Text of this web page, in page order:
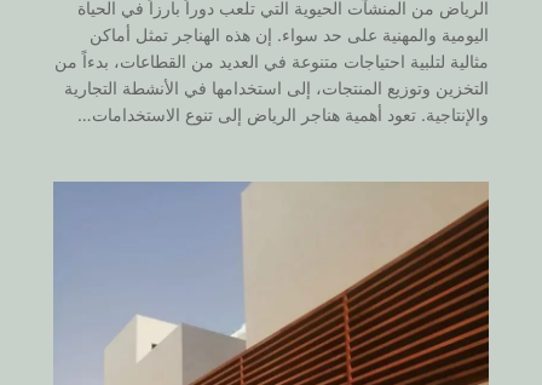
الرياض من المنشآت الحيوية التي تلعب دوراً بارزاً في الحياة
اليومية والمهنية على حد سواء. إن هذه الهناجر تمثل أماكن
مثالية لتلبية احتياجات متنوعة في العديد من القطاعات، بدءاً من
التخزين وتوزيع المنتجات، إلى استخدامها في الأنشطة التجارية
والإنتاجية. تعود أهمية هناجر الرياض إلى تنوع الاستخدامات…